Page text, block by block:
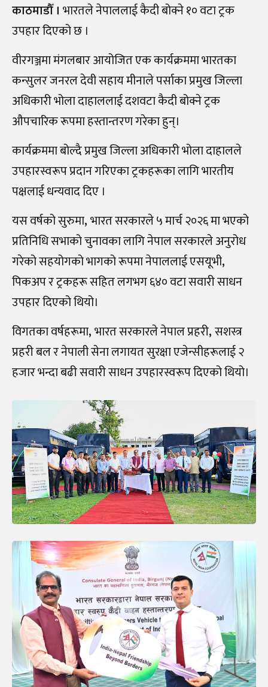
काठमाडौँ । भारतले नेपाललाई कैदी बोक्ने १० वटा ट्रक
उपहार दिएको छ ।
वीरगञ्जमा मंगलबार आयोजित एक कार्यक्रममा भारतका
कन्सुलर जनरल देवी सहाय मीनाले पर्साका प्रमुख जिल्ला
अधिकारी भोला दाहाललाई दशवटा कैदी बोक्ने ट्रक
औपचारिक रूपमा हस्तान्तरण गरेका हुन्।
कार्यक्रममा बोल्दै प्रमुख जिल्ला अधिकारी भोला दाहालले
उपहारस्वरूप प्रदान गरिएका ट्रकहरूका लागि भारतीय
पक्षलाई धन्यवाद दिए ।
यस वर्षको सुरुमा,भारत सरकारले ५ मार्च २०२६ मा भएको
प्रतिनिधि सभाको चुनावका लागि नेपाल सरकारले अनुरोध
गरेको सहयोगको भागको रूपमा नेपाललाई एसयूभी,
पिकअप र ट्रकहरू सहित लगभग ६४० वटा सवारी साधन
उपहार दिएको थियो।
विगतका वर्षहरूमा,भारत सरकारले नेपाल प्रहरी,सशस्त्र
प्रहरी बल र नेपाली सेना लगायत सुरक्षा एजेन्सीहरूलाई २
हजार भन्दा बढी सवारी साधन उपहारस्वरूप दिएको थियो।